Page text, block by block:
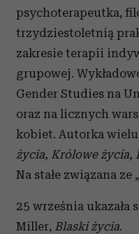
psychoterapeutka,
trzydziestoletnią
zakresie terapii
grupowej.
Gender Studies na
oraz na licznych
kobiet. Autorka wielu
życia, Królowe życia,
Na stałe związana ze
25 września ukazała
Miller, Blaski życia.